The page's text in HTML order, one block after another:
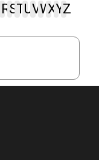
RSTUVWXYZ